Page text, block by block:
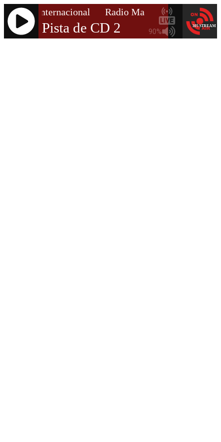
90%
de Vida Internacional Radio Manantiales de Vida
Pista de CD 2 305 STREAM